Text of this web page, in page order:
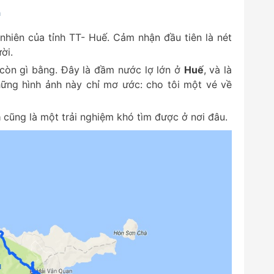
của tỉnh TT- Huế. Cảm nhận đầu tiên là nét
gì bằng. Đây là đầm nước lợ lớn ở Huế, và là
hình ảnh này chỉ mơ ước: cho tôi một vé về
cũng là một trải nghiệm khó tìm được ở nơi đâu.